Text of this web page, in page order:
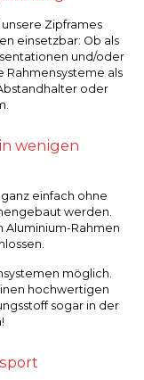
Zipframes
einsetzbar: Ob als
und/oder
Rahmensysteme als
oder
wenigen
einfach ohne
werden.
Aluminium-Rahmen
möglich.
hochwertigen
sogar in der